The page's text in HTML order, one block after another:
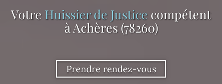
Votre Huissier de Justice compétent
à Achères (78260)
Prendre rendez-vous